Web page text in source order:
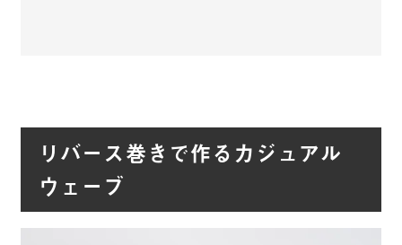
リバース巻きで作るカジュアル
ウェーブ